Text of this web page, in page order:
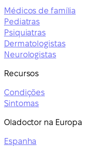
Médicos de família
Pediatras
Psiquiatras
Dermatologistas
Neurologistas
Recursos
Condições
Sintomas
Oladoctor na Europa
Espanha